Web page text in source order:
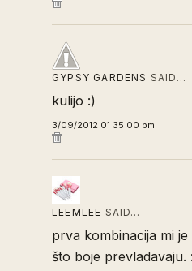
GYPSY GARDENS SAID…
kulijo :)
3/09/2012 01:35:00 pm
LEEMLEE SAID…
prva kombinacija mi
što boje prevladavaju.